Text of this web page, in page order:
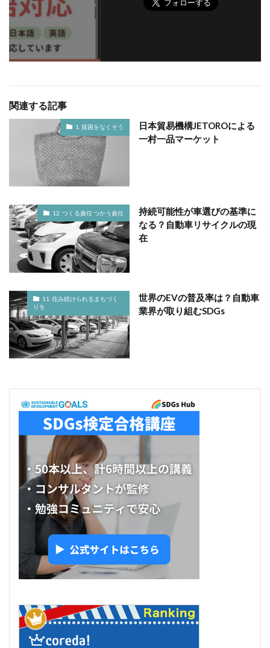
関連する記事
1. 貧困をなくそう
日本貿易機構JETOROによる
一村一品マーケット
12. つくる責任 つかう責任
持続可能性が車選びの基準に
なる？自動車リサイクルの現
在
11. 住み続けられるまちづく
りを
世界のEVの普及率は？自動車
業界が取り組むSDGs